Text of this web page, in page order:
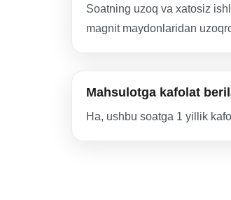
Soatning uzoq va xatosiz
magnit maydonlaridan
Mahsulotga kafolat
Ha, ushbu soatga 1 yillik